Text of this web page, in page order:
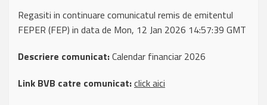
Regasiti in continuare comunicatul remis de emitentul
FEPER (FEP) in data de Mon, 12 Jan 2026 14:57:39 GMT
Descriere comunicat:Calendar financiar 2026
Link BVB catre comunicat:click aici